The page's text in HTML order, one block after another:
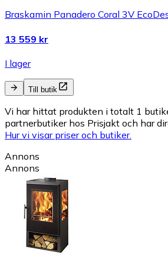
Braskamin Panadero Coral 3V
13 559 kr
I lager
Till butik
Vi har hittat produkten i totalt 1
partnerbutiker hos Prisjakt och har
Hur vi visar priser och butiker.
Annons
Annons